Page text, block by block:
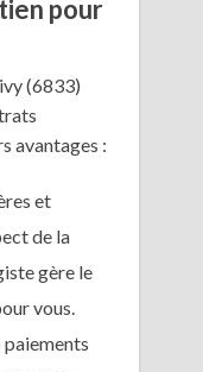
pour
(6833)
avantages :
et
de la
gère le
vous.
paiements